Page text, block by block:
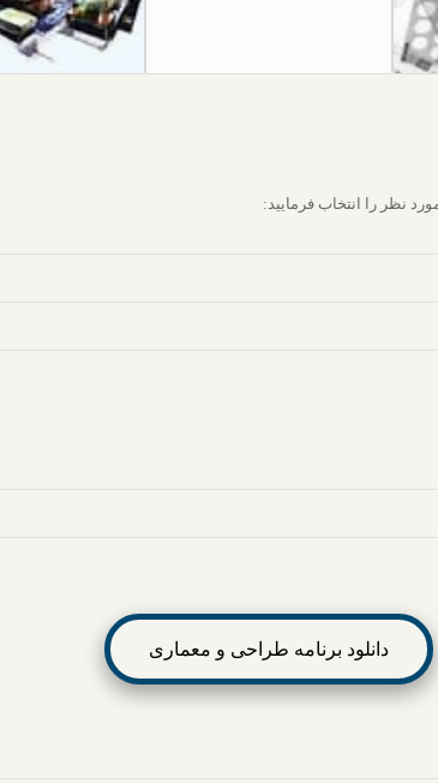
نظر را انتخاب فرمایید:
دانلود برنامه طراحی و معماری